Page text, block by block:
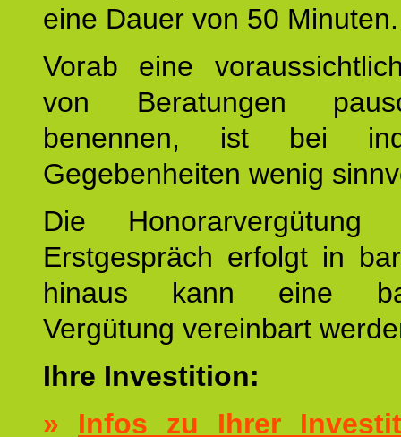
eine Dauer von 50 Minuten.
Vorab eine
von Beratungen
benennen, ist bei
Gegebenheiten wenig
Die
Erstgespräch erfolgt in
hinaus kann eine
Vergütung vereinbart
Ihre Investition:
» Infos zu Ihrer